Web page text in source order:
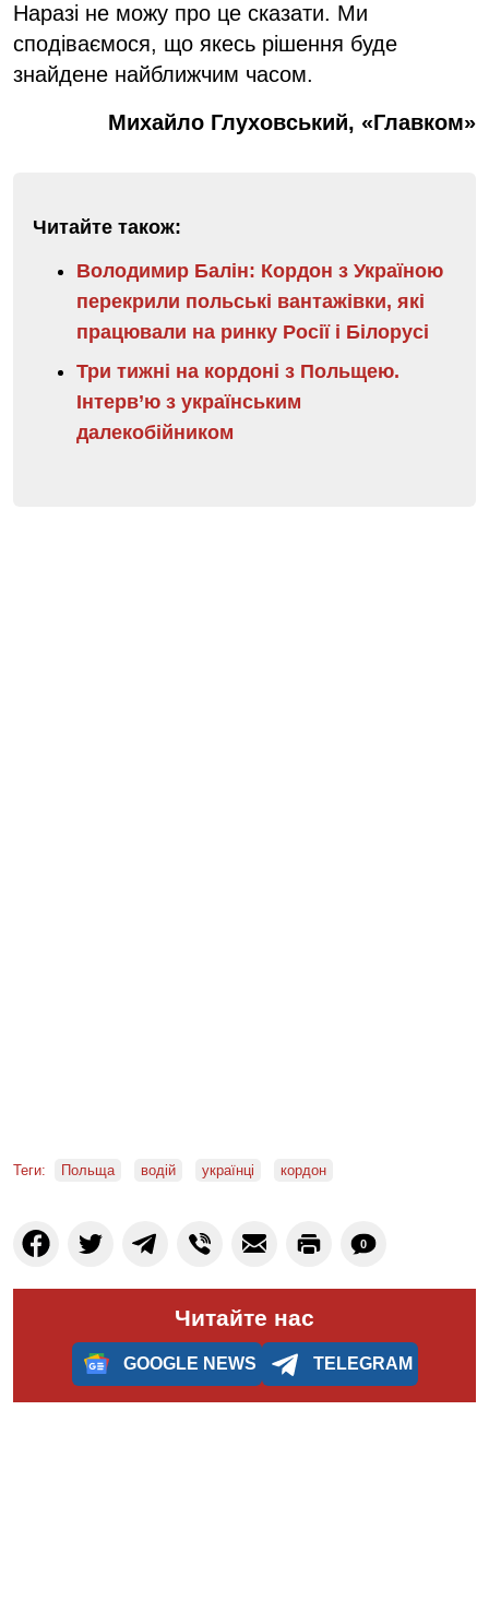
Наразі не можу про це сказати. Ми
сподіваємося, що якесь рішення буде
знайдене найближчим часом.
Михайло Глуховський, «Главком»
Читайте також:
Володимир Балін: Кордон з Україною
перекрили польські вантажівки, які
працювали на ринку Росії і Білорусі
Три тижні на кордоні з Польщею.
Інтерв’ю з українським
далекобійником
Теги: Польща водій українці кордон
0
Читайте нас
GOOGLE NEWS TELEGRAM